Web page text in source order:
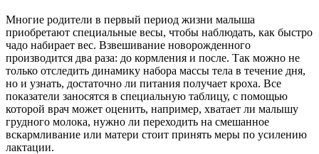
Многие родители в первый период жизни малыша
приобретают специальные весы, чтобы наблюдать, как быстро
чадо набирает вес. Взвешивание новорожденного
производится два раза: до кормления и после. Так можно не
только отследить динамику набора массы тела в течение дня,
но и узнать, достаточно ли питания получает кроха. Все
показатели заносятся в специальную таблицу, с помощью
которой врач может оценить, например, хватает ли малышу
грудного молока, нужно ли переходить на смешанное
вскармливание или матери стоит принять меры по усилению
лактации.